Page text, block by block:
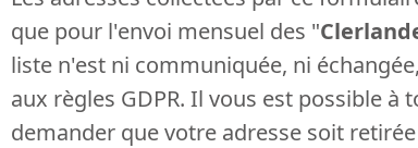
l
l
e
s
)
que pour l'envoi mensuel des "
liste n'est ni communiquée, ni
aux règles GDPR. Il vous est possible à
demander que votre adresse soit